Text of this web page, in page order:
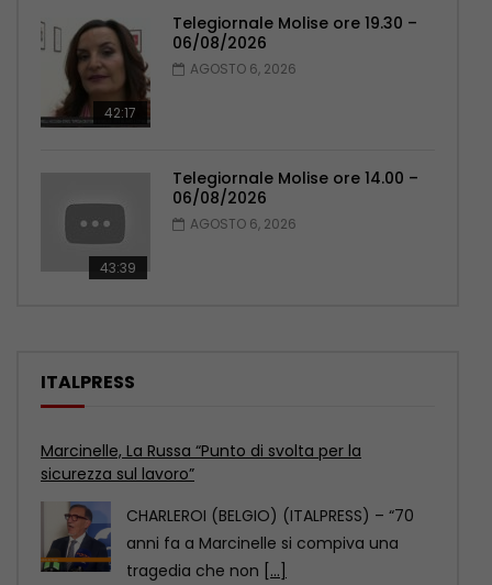
42:17
Telegiornale Molise ore 19.30 –
06/08/2026
AGOSTO 6, 2026
43:39
Telegiornale Molise ore 14.00 –
06/08/2026
AGOSTO 6, 2026
ITALPRESS
Marcinelle, Sberna “Tutela lavoratori è il più grande
omaggio alle vittime”
CHARLEROI (BELGIO) (ITALPRESS) – “L’8
agosto 2026, a 70 anni dalla tragedia di
Marcinelle, viene [...]